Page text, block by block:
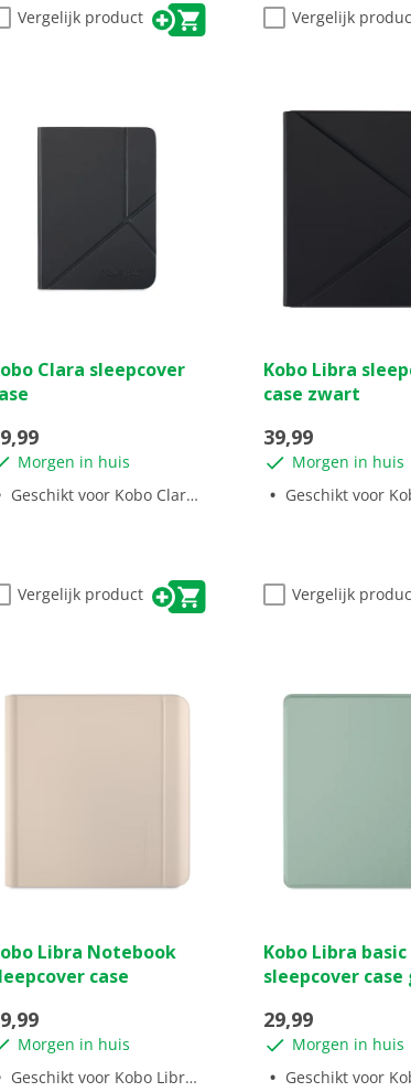
Vergelijk product Vergelijk
Clara sleepcover
Morgen in huis
Geschikt voor Kobo Clara BW/Colour
Vergelijk product
van
de
sterren.
Kobo Libra
case zwart
39,99
Morgen in huis
Geschikt voor Kobo
Vergelijk
Libra Notebook
case
Morgen in huis
Geschikt voor Kobo Libra Colour
van
de
sterren.
1
beoordeling
Kobo Libra basic
sleepcover case
29,99
Morgen in huis
Geschikt voor Kobo